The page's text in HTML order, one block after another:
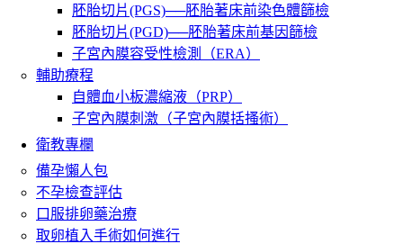
胚胎切片(PGS)──胚胎著床前染色體篩檢
胚胎切片(PGD)──胚胎著床前基因篩檢
子宮內膜容受性檢測（ERA）
輔助療程
自體血小板濃縮液（PRP）
子宮內膜刺激（子宮內膜括搔術）
衛教專欄
備孕懶人包
不孕檢查評估
口服排卵藥治療
取卵植入手術如何進行